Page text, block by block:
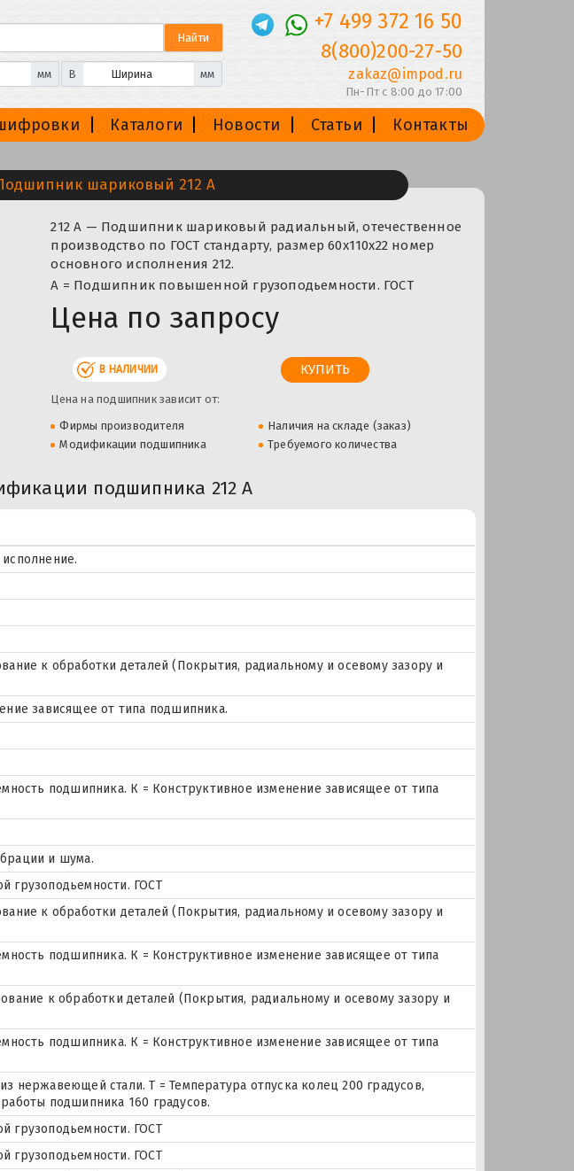
мм B мм
+7 499 372 16 50
8(800)200-27-50
zakaz@impod.ru
Пн-Пт с 8:00 до 17:00
Каталоги Новости Статьи Контакты
шариковый 212 А
212 А — Подшипник шариковый радиальный, отечественное
производство по ГОСТ стандарту, размер 60x110x22 номер
основного исполнения 212.
А = Подшипник повышенной грузоподьемности. ГОСТ
Цена по запросу
В НАЛИЧИИ
Цена на подшипник зависит от:
Фирмы производителя
Наличия на складе (заказ)
Модификации подшипника
Требуемого количества
подшипника 212 А
к обработки деталей (Покрытия, радиальному и осевому зазору и
зависящее от типа подшипника.
подшипника. К = Конструктивное изменение зависящее от типа
и шума.
грузоподьемности. ГОСТ
к обработки деталей (Покрытия, радиальному и осевому зазору и
подшипника. К = Конструктивное изменение зависящее от типа
к обработки деталей (Покрытия, радиальному и осевому зазору и
подшипника. К = Конструктивное изменение зависящее от типа
нержавеющей стали. Т = Температура отпуска колец 200 градусов,
подшипника 160 градусов.
грузоподьемности. ГОСТ
грузоподьемности. ГОСТ